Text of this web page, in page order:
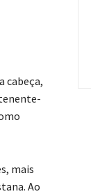
cabeça,
mais
Ao